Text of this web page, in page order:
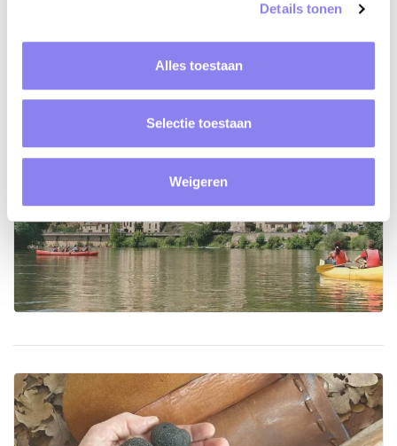
Details tonen
Alles toestaan
Selectie toestaan
Weigeren